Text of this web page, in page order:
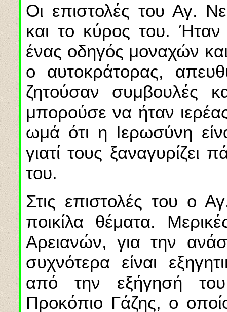
Οι επιστολές του Αγ.
και το κύρος του. Ήταν
ένας οδηγός μοναχών
ο αυτοκράτορας,
ζητούσαν συμβουλές
μπορούσε να ήταν
ωμά ότι η Ιερωσύνη
γιατί τους ξαναγυρίζει
του.
Στις επιστολές του ο
ποικίλα θέματα.
Αρειανών, για την
συχνότερα είναι
από την εξήγησή
Προκόπιο Γάζης, ο